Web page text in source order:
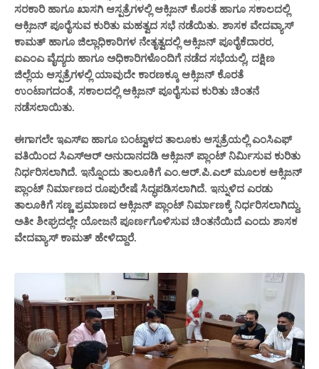
ಸರಕಾರಿ ಹಾಗೂ ಖಾಸಗಿ ಆಸ್ಪತ್ರೆಗಳಲ್ಲಿ ಆಕ್ಸಿಜನ್ ಕೊರತೆ ಹಾಗೂ ಸಕಾಲದಲ್ಲಿ
ಆಕ್ಸಿಜನ್ ಪೂರೈಸುವ ಕುರಿತು ಮಹತ್ವದ ಸಭೆ ನಡೆಯಿತು. ಶಾಸಕ ವೇದವ್ಯಾಸ್
ಕಾಮತ್ ಹಾಗೂ ಜಿಲ್ಲಾಧಿಕಾರಿಗಳ ನೇತೃತ್ವದಲ್ಲಿ ಆಕ್ಸಿಜನ್ ಪೂರೈಕೆದಾರರ,
ಐಎಂಎ ವೈದ್ಯರು ಹಾಗೂ ಅಧಿಕಾರಿಗಳೊಂದಿಗೆ ನಡೆದ ಸಭೆಯಲ್ಲಿ, ದಕ್ಷಿಣ
ಜಿಲ್ಲೆಯ ಆಸ್ಪತ್ರೆಗಳಲ್ಲಿ ಯಾವುದೇ ಕಾರಣಕ್ಕೂ ಆಕ್ಸಿಜನ್ ಕೊರತೆ
ಉಂಟಾಗದಂತೆ, ಸಕಾಲದಲ್ಲಿ ಆಕ್ಸಿಜನ್ ಪೂರೈಸುವ ಕುರಿತು ಚಿಂತನೆ
ನಡೆಸಲಾಯಿತು.
ಈಗಾಗಲೇ ಇಎಸ್ಐ ಹಾಗೂ ಬಂಟ್ವಾಳದ ತಾಲೂಕು ಆಸ್ಪತ್ರೆಯಲ್ಲಿ ಎಂಸಿಎಫ್
ವತಿಯಿಂದ ಸಿಎಸ್ಆರ್ ಅನುದಾನದಡಿ ಆಕ್ಸಿಜನ್ ಪ್ಲಾಂಟ್ ನಿರ್ಮಿಸುವ‌ ಕುರಿತು
ನಿರ್ಧರಿಸಲಾಗಿದೆ. ಇನ್ನೊಂದು ತಾಲೂಕಿಗೆ ಎಂ.ಆರ್.ಪಿ.ಎಲ್ ಮೂಲಕ ಆಕ್ಸಿಜನ್
ಪ್ಲಾಂಟ್ ನಿರ್ಮಾಣದ ರೂಪುರೇಷೆ ಸಿದ್ಧಪಡಿಸಲಾಗಿದೆ. ಇನ್ನುಳಿದ ಎರಡು
ತಾಲೂಕಿಗೆ ಸಣ್ಣ ಪ್ರಮಾಣದ ಆಕ್ಸಿಜನ್ ಪ್ಲಾಂಟ್ ನಿರ್ಮಾಣಕ್ಕೆ ನಿರ್ಧರಿಸಲಾಗಿದ್ದು,
ಅತೀ ಶೀಘ್ರದಲ್ಲೇ ಯೋಜನೆ ಪೂರ್ಣಗೊಳಿಸುವ ಚಿಂತನೆಯಿದೆ ಎಂದು ಶಾಸಕ
ವೇದವ್ಯಾಸ್ ಕಾಮತ್ ಹೇಳಿದ್ದಾರೆ.